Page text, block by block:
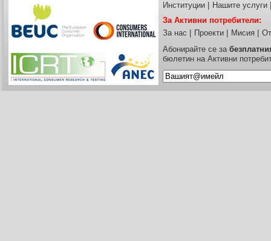
Институции
Нашите услуги
За Активни потребители:
За нас
Проекти Мисия
Абонирайте се за
бюлетин на Активни